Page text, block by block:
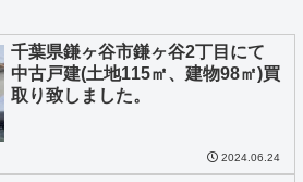
千葉県鎌ヶ谷市鎌ヶ谷2丁目にて
中古戸建(土地115㎡、建物98㎡)買
取り致しました。
2024.06.24